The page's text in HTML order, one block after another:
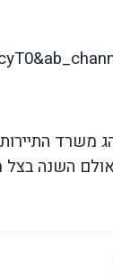
משרד
השנה